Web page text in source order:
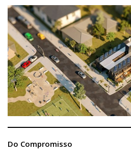
Do Compromisso